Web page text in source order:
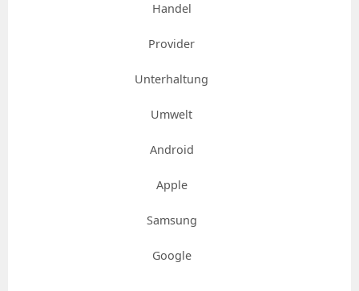
Handel
Provider
Unterhaltung
Umwelt
Android
Apple
Samsung
Google